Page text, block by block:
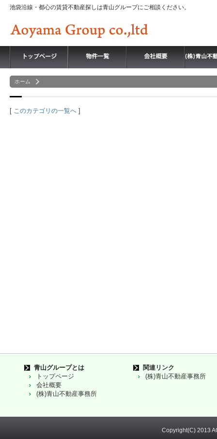
池袋沿線・都心の賃貸不動産探しは青山グループにご相談ください。
ホーム
[ このカテゴリの一覧へ ]
青山グループとは
トップページ
会社概要
(株)青山不動産事務所
関連リンク
(株)青山不動産事務所
Copyright(C) 2013